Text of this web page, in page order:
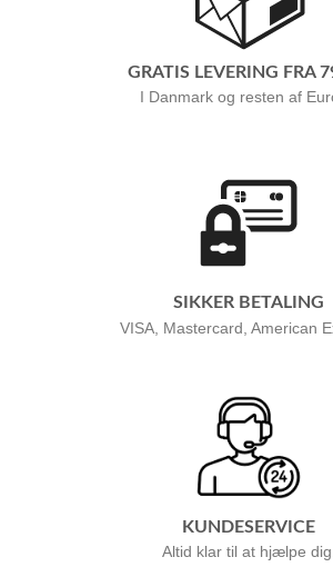
GRATIS LEVERING FRA
I Danmark og resten af
SIKKER BETALING
VISA, Mastercard, American
KUNDESERVICE
Altid klar til at hjælpe